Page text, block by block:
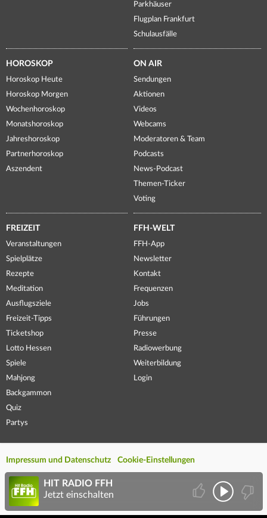
Parkhäuser
Flugplan Frankfurt
Schulausfälle
HOROSKOP
Horoskop Heute
Horoskop Morgen
Wochenhoroskop
Monatshoroskop
Jahreshoroskop
Partnerhoroskop
Aszendent
ON AIR
Sendungen
Aktionen
Videos
Webcams
Moderatoren & Team
Podcasts
News-Podcast
Themen-Ticker
Voting
FREIZEIT
Veranstaltungen
Spielplätze
Rezepte
Meditation
Ausflugsziele
Freizeit-Tipps
Ticketshop
Lotto Hessen
Spiele
Mahjong
Backgammon
Quiz
Partys
FFH-WELT
FFH-App
Newsletter
Kontakt
Frequenzen
Jobs
Führungen
Presse
Radiowerbung
Weiterbildung
Login
Impressum und Datenschutz Cookie-Einstellungen
HIT RADIO FFH
Jetzt einschalten